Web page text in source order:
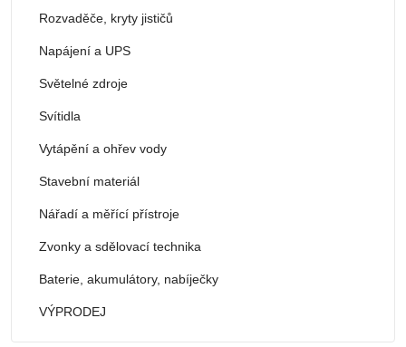
Rozvaděče, kryty jističů
Napájení a UPS
Světelné zdroje
Svítidla
Vytápění a ohřev vody
Stavební materiál
Nářadí a měřící přístroje
Zvonky a sdělovací technika
Baterie, akumulátory, nabíječky
VÝPRODEJ